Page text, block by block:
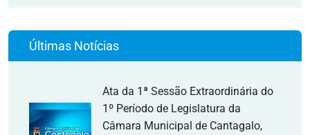
Últimas Notícias
Ata da 1ª Sessão Extraordinária do
1º Período de Legislatura da
Câmara Municipal de Cantagalo,